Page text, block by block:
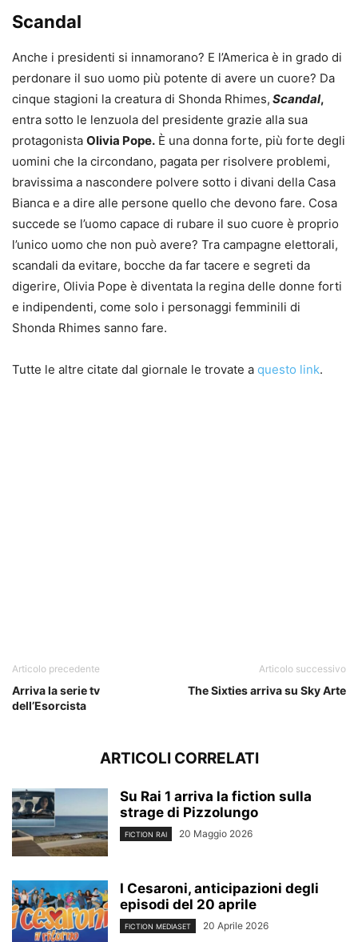
Scandal
Anche i presidenti si innamorano? E l’America è in grado di
perdonare il suo uomo più potente di avere un cuore? Da
cinque stagioni la creatura di Shonda Rhimes, Scandal,
entra sotto le lenzuola del presidente grazie alla sua
protagonista Olivia Pope. È una donna forte, più forte degli
uomini che la circondano, pagata per risolvere problemi,
bravissima a nascondere polvere sotto i divani della Casa
Bianca e a dire alle persone quello che devono fare. Cosa
succede se l’uomo capace di rubare il suo cuore è proprio
l’unico uomo che non può avere? Tra campagne elettorali,
scandali da evitare, bocche da far tacere e segreti da
digerire, Olivia Pope è diventata la regina delle donne forti
e indipendenti, come solo i personaggi femminili di
Shonda Rhimes sanno fare.
Tutte le altre citate dal giornale le trovate a questo link.
Articolo precedente
Arriva la serie tv
dell’Esorcista
Articolo successivo
The Sixties arriva su Sky Arte
ARTICOLI CORRELATI
Su Rai 1 arriva la fiction sulla
strage di Pizzolungo
FICTION RAI 20 Maggio 2026
I Cesaroni, anticipazioni degli
episodi del 20 aprile
FICTION MEDIASET 20 Aprile 2026